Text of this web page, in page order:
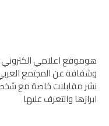
هوموقع اعلامي
وشفافة عن المجتمع
نشر مقابلات خاصة مع
ابرازها والتعرف عليها